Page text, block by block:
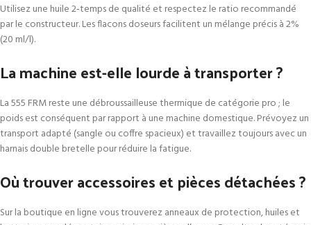
Utilisez une huile 2‑temps de qualité et respectez le ratio recommandé
par le constructeur. Les flacons doseurs facilitent un mélange précis à 2%
(20 ml/l).
La machine est-elle lourde à transporter ?
La 555 FRM reste une débroussailleuse thermique de catégorie pro ; le
poids est conséquent par rapport à une machine domestique. Prévoyez un
transport adapté (sangle ou coffre spacieux) et travaillez toujours avec un
harnais double bretelle pour réduire la fatigue.
Où trouver accessoires et pièces détachées ?
Sur la boutique en ligne vous trouverez anneaux de protection, huiles et